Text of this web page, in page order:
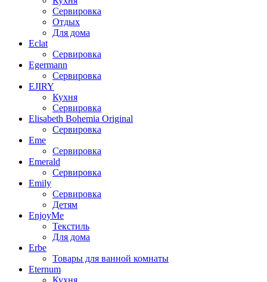
Сервировка
Отдых
Для дома
Eclat
Сервировка
Egermann
Сервировка
EJIRY
Кухня
Сервировка
Elisabeth Bohemia Original
Сервировка
Eme
Сервировка
Emerald
Сервировка
Emily
Сервировка
Детям
EnjoyMe
Текстиль
Для дома
Erbe
Товары для ванной комнаты
Eternum